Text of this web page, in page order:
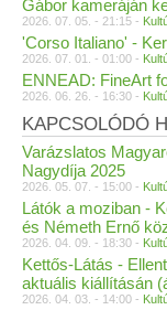
Gábor kameráján
2026. 07. 05. - 21:15 -
'Corso Italiano' -
2026. 07. 01. - 01:00 -
ENNEAD: FineArt
2026. 06. 26. - 16:30 -
KAPCSOLÓDÓ
Varázslatos
Nagydíja 2025
2026. 05. 07. - 15:00 -
Látók a moziban -
és Németh Ernő
2026. 04. 09. - 18:30 -
Kettős-Látás -
aktuális kiállításán
2026. 04. 03. - 14:00 -